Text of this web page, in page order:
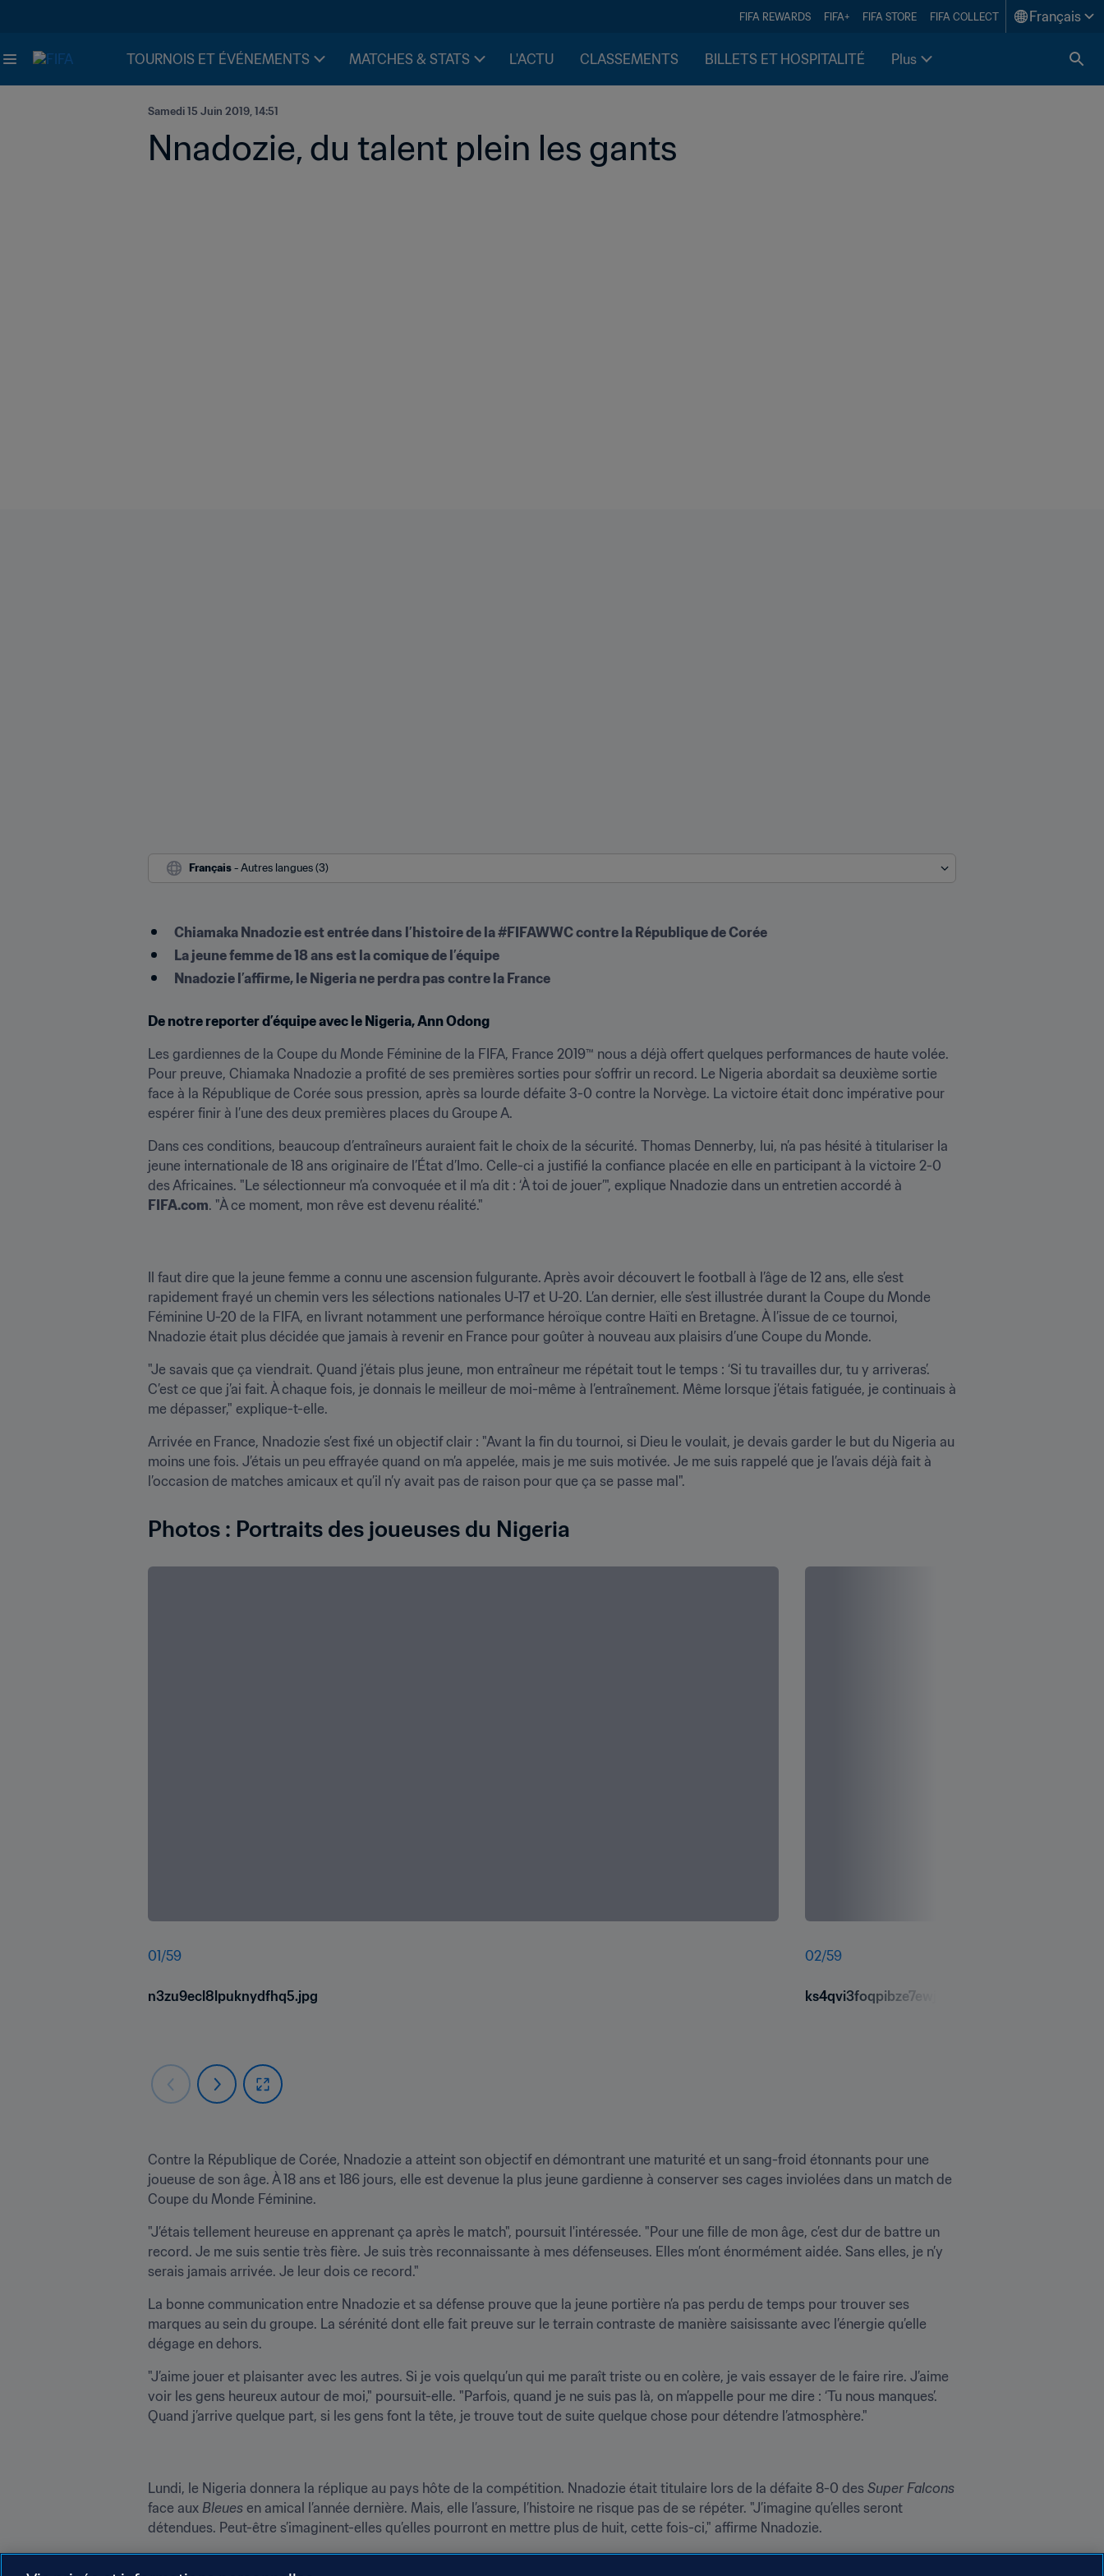
FIFA REWARDS FIFA+ FIFA STORE FIFA COLLECT Français
TOURNOIS ET ÉVÉNEMENTS MATCHES & STATS L'ACTU CLASSEMENTS BILLETS ET HOSPITALITÉ Plus
Samedi 15 Juin 2019, 14:51
Nnadozie, du talent plein les gants
Français - Autres langues (3)
Chiamaka Nnadozie est entrée dans l’histoire de la #FIFAWWC contre la République de Corée
La jeune femme de 18 ans est la comique de l’équipe
Nnadozie l’affirme, le Nigeria ne perdra pas contre la France
De notre reporter d’équipe avec le Nigeria, Ann Odong
Les gardiennes de la Coupe du Monde Féminine de la FIFA, France 2019™ nous a déjà offert quelques performances de haute volée.
Pour preuve, Chiamaka Nnadozie a profité de ses premières sorties pour s’offrir un record. Le Nigeria abordait sa deuxième sortie
face à la République de Corée sous pression, après sa lourde défaite 3-0 contre la Norvège. La victoire était donc impérative pour
espérer finir à l’une des deux premières places du Groupe A.
Dans ces conditions, beaucoup d’entraîneurs auraient fait le choix de la sécurité. Thomas Dennerby, lui, n’a pas hésité à titulariser la
jeune internationale de 18 ans originaire de l’État d’Imo. Celle-ci a justifié la confiance placée en elle en participant à la victoire 2-0
FIFA.com. "À ce moment, mon rêve est devenu réalité."
Il faut dire que la jeune femme a connu une ascension fulgurante. Après avoir découvert le football à l’âge de 12 ans, elle s’est
rapidement frayé un chemin vers les sélections nationales U-17 et U-20. L’an dernier, elle s’est illustrée durant la Coupe du Monde
Féminine U-20 de la FIFA, en livrant notamment une performance héroïque contre Haïti en Bretagne. À l’issue de ce tournoi,
Nnadozie était plus décidée que jamais à revenir en France pour goûter à nouveau aux plaisirs d’une Coupe du Monde.
"Je savais que ça viendrait. Quand j’étais plus jeune, mon entraîneur me répétait tout le temps : ‘Si tu travailles dur, tu y arriveras’.
C’est ce que j’ai fait. À chaque fois, je donnais le meilleur de moi-même à l’entraînement. Même lorsque j’étais fatiguée, je continuais à
me dépasser," explique-t-elle.
Arrivée en France, Nnadozie s’est fixé un objectif clair : "Avant la fin du tournoi, si Dieu le voulait, je devais garder le but du Nigeria au
moins une fois. J’étais un peu effrayée quand on m’a appelée, mais je me suis motivée. Je me suis rappelé que je l’avais déjà fait à
l’occasion de matches amicaux et qu’il n’y avait pas de raison pour que ça se passe mal".
Photos : Portraits des joueuses du Nigeria
01/59
n3zu9ecl8lpuknydfhq5.jpg
02/59
ks4qvi3foqpibze7ewjx.jpg
Contre la République de Corée, Nnadozie a atteint son objectif en démontrant une maturité et un sang-froid étonnants pour une
joueuse de son âge. À 18 ans et 186 jours, elle est devenue la plus jeune gardienne à conserver ses cages inviolées dans un match de
Coupe du Monde Féminine.
"J’étais tellement heureuse en apprenant ça après le match", poursuit l'intéressée. "Pour une fille de mon âge, c’est dur de battre un
record. Je me suis sentie très fière. Je suis très reconnaissante à mes défenseuses. Elles m’ont énormément aidée. Sans elles, je n’y
serais jamais arrivée. Je leur dois ce record."
La bonne communication entre Nnadozie et sa défense prouve que la jeune portière n’a pas perdu de temps pour trouver ses
marques au sein du groupe. La sérénité dont elle fait preuve sur le terrain contraste de manière saisissante avec l’énergie qu’elle
dégage en dehors.
"J’aime jouer et plaisanter avec les autres. Si je vois quelqu’un qui me paraît triste ou en colère, je vais essayer de le faire rire. J’aime
voir les gens heureux autour de moi," poursuit-elle. "Parfois, quand je ne suis pas là, on m’appelle pour me dire : ‘Tu nous manques’.
Quand j’arrive quelque part, si les gens font la tête, je trouve tout de suite quelque chose pour détendre l’atmosphère."
Lundi, le Nigeria donnera la réplique au pays hôte de la compétition. Nnadozie était titulaire lors de la défaite 8-0 des Super Falcons
face aux Bleues en amical l’année dernière. Mais, elle l’assure, l’histoire ne risque pas de se répéter. "J’imagine qu’elles seront
détendues. Peut-être s’imaginent-elles qu’elles pourront en mettre plus de huit, cette fois-ci," affirme Nnadozie.